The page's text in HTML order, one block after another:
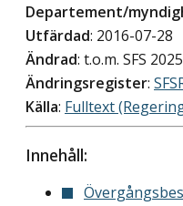
Departement/
Utfärdad: 2016-07-28
Ändrad: t.o.m. SFS
Ändringsregister:
Källa: Fulltext
Innehåll: